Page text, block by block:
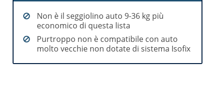
Non è il seggiolino auto 9-36 kg più
economico di questa lista
Purtroppo non è compatibile con auto
molto vecchie non dotate di sistema Isofix